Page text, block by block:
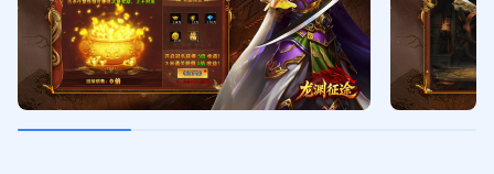
王者礼包
领取